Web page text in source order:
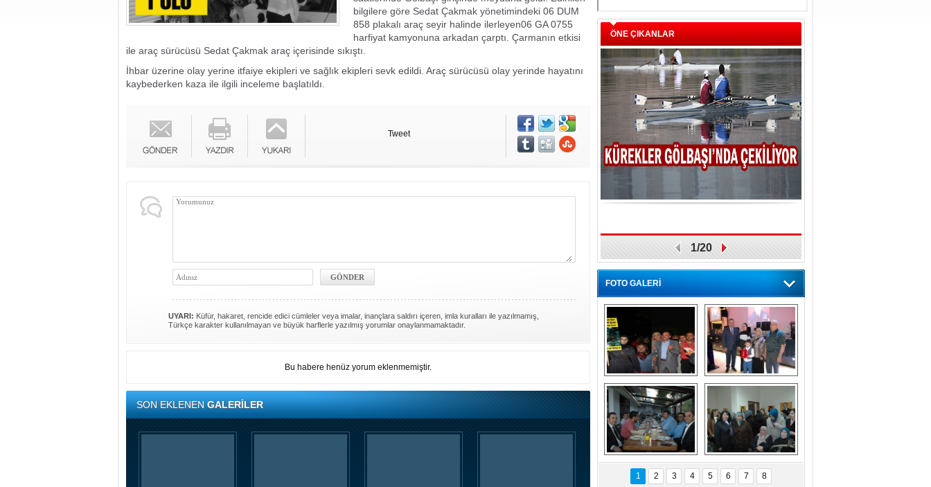
bilgilere göre Sedat Çakmak yönetimindeki 06 DUM
858 plakalı araç seyir halinde ilerleyen06 GA 0755
harfiyat kamyonuna arkadan çarptı. Çarmanın etkisi
ile araç sürücüsü Sedat Çakmak araç içerisinde sıkıştı.
İhbar üzerine olay yerine itfaiye ekipleri ve sağlık ekipleri sevk edildi. Araç sürücüsü olay yerinde hayatını
kaybederken kaza ile ilgili inceleme başlatıldı.
Tweet
UYARI: Küfür, hakaret, rencide edici cümleler veya imalar, inançlara saldırı içeren, imla kuralları ile yazılmamış,
Türkçe karakter kullanılmayan ve büyük harflerle yazılmış yorumlar onaylanmamaktadır.
Bu habere henüz yorum eklenmemiştir.
SON EKLENENGALERİLER
ÖNE ÇIKANLAR
1/20
FOTO GALERİ
Gölbaşı GAZZE
İÇİN YÜRÜDÜ
Kaymakamlıktan
iftar yemeği
Kaymakamlıktan
iftar yemeği
NERGÜL
YILDIRIM SEÇİM
BÜROSUNU AÇTI
1 2 3 4 5 6 7 8